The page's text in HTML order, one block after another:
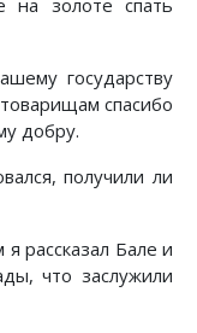
государству
спасибо
добру.
получили ли
рассказал Бале и
что заслужили